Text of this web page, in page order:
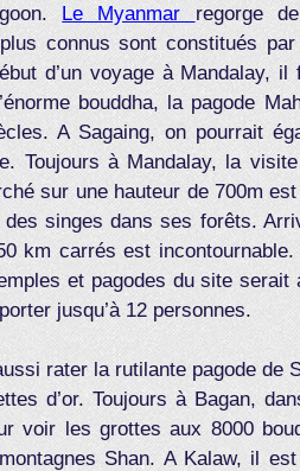
Le Myanmar regorge
connus sont constitués
d’un voyage à Mandalay,
bouddha, la pagode
A Sagaing, on pourrait
Toujours à Mandalay, la
sur une hauteur de 700m
singes dans ses forêts.
km carrés est
et pagodes du site
jusqu’à 12 personnes.
rater la rutilante pagode de
d’or. Toujours à Bagan,
voir les grottes aux 8000
Shan. A Kalaw, il